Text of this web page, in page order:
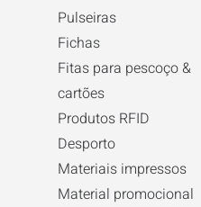
Pulseiras
Fichas
Fitas para pescoço &
cartões
Produtos RFID
Desporto
Materiais impressos
Material promocional